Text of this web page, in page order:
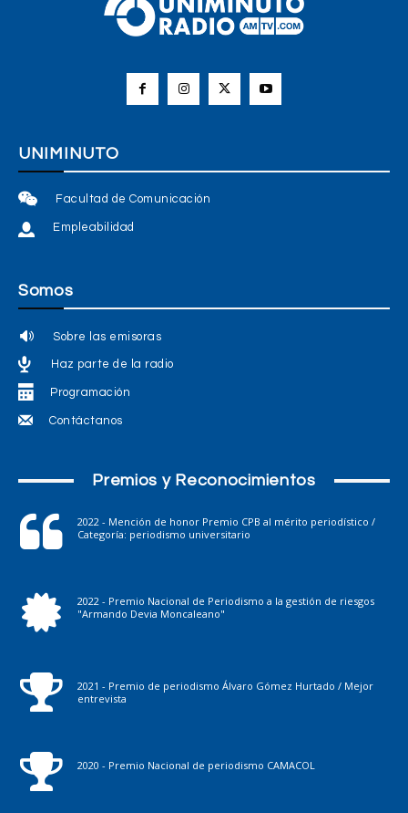
UNIMINUTO
Facultad de Comunicación
Empleabilidad
Somos
Sobre las emisoras
Haz parte de la radio
Programación
Contáctanos
Premios y Reconocimientos
2022 - Mención de honor Premio CPB al mérito periodístico /
Categoría: periodismo universitario
2022 - Premio Nacional de Periodismo a la gestión de riesgos
"Armando Devia Moncaleano"
2021 - Premio de periodismo Álvaro Gómez Hurtado / Mejor
entrevista
2020 - Premio Nacional de periodismo CAMACOL